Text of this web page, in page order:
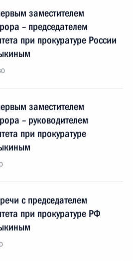
заместителем
– председателем
при прокуратуре России
заместителем
– руководителем
при прокуратуре
с председателем
при прокуратуре РФ